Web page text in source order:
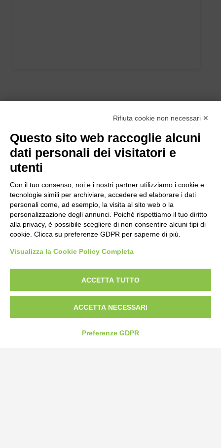
Strada Statale 231 Alba-Bra
Tel:0172-478161
Rifiuta cookie non necessari ✕
Questo sito web raccoglie alcuni
dati personali dei visitatori e
utenti
Con il tuo consenso, noi e i nostri partner utilizziamo i cookie e
tecnologie simili per archiviare, accedere ed elaborare i dati
personali come, ad esempio, la visita al sito web o la
personalizzazione degli annunci. Poiché rispettiamo il tuo diritto
alla privacy, è possibile scegliere di non consentire alcuni tipi di
cookie. Clicca su preferenze GDPR per saperne di più.
Visualizza la Cookie Policy Completa
ACCETTA TUTTO
ACCETTA NECESSARI
Preferenze GDPR